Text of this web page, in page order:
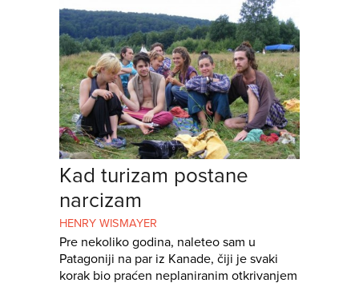
Kad turizam postane
narcizam
HENRY WISMAYER
Pre nekoliko godina, naleteo sam u
Patagoniji na par iz Kanade, čiji je svaki
korak bio praćen neplaniranim otkrivanjem